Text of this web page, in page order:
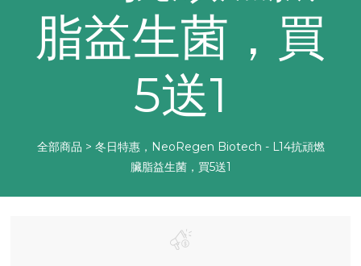
脂益生菌，買
5送1
全部商品 > 冬日特惠，NeoRegen Biotech - L14抗頑燃
臟脂益生菌，買5送1